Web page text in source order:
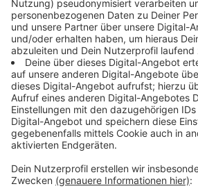
dazugekommen sein, dass andere
betroffen waren und kurz keinen
der Stromanbieter. Ein Kabelfehler
am anderen arbeiten Techniker
nasse Wetter sich gebessert hat.
wissen: es ist mit keiner weiteren
rechnen. Sie sollten also
Reparaturarbeiten weiterhin überall
sagen die Stadtwerke Dülmen.
Anzeige